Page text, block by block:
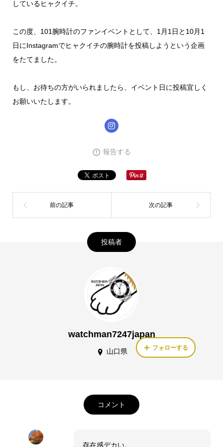
しているヒャクイチ。
この度、101腕時計のファンイベントとして、1月1日と10月1
日にInstagramでヒャクイチの腕時計を投稿しようという企画
をたてました。
もし、お待ちの方がいられましたら、イベント日に投稿宜しく
お願いいたします。
報告する
投稿者
watchman7247japan
山口県 フォローする
コメント
存在感デカい。